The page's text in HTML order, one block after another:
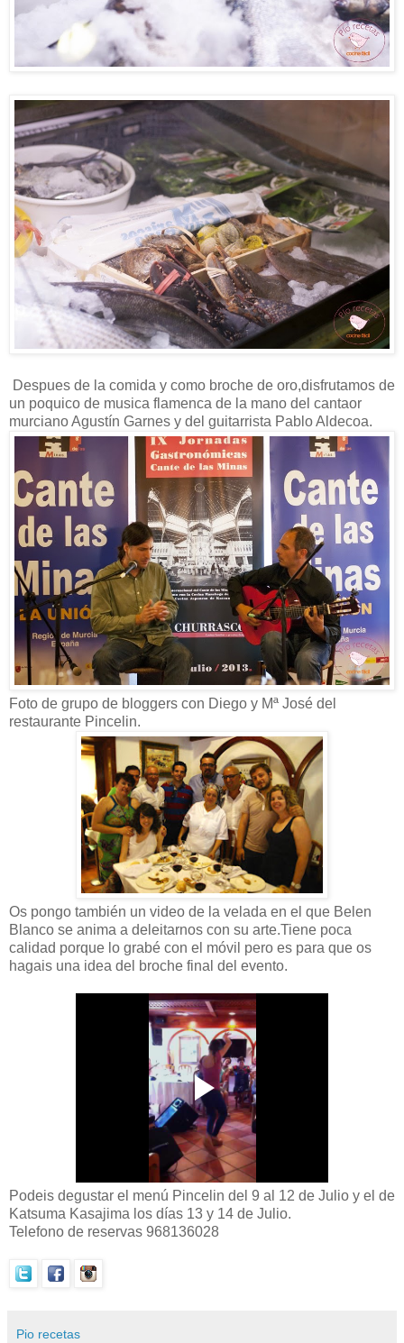
Despues de la comida y como broche de oro,disfrutamos de
un poquico de musica flamenca de la mano del cantaor
murciano Agustín Garnes y del guitarrista Pablo Aldecoa.
Foto de grupo de bloggers con Diego y Mª José del
restaurante Pincelin.
Os pongo también un video de la velada en el que Belen
Blanco se anima a deleitarnos con su arte.Tiene poca
calidad porque lo grabé con el móvil pero es para que os
hagais una idea del broche final del evento.
Podeis degustar el menú Pincelin del 9 al 12 de Julio y el de
Katsuma Kasajima los días 13 y 14 de Julio.
Telefono de reservas 968136028
Pio recetas